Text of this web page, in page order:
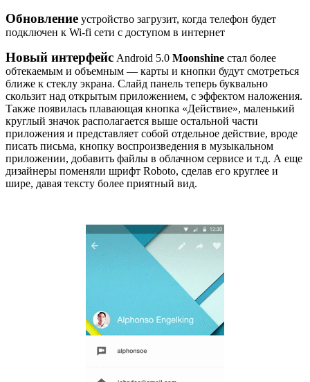
Обновление устройство загрузит, когда телефон будет
подключен к Wi-fi сети с доступом в интернет
Новый интерфейс Android 5.0 Moonshine стал более
обтекаемым и объемным — карты и кнопки будут смотреться
ближе к стеклу экрана. Слайд панель теперь буквально
скользит над открытым приложением, с эффектом наложения.
Также появилась плавающая кнопка «Действие», маленький
круглый значок располагается выше остальной части
приложения и представляет собой отдельное действие, вроде
писать письма, кнопку воспроизведения в музыкальном
приложении, добавить файлы в облачном сервисе и т.д. А еще
дизайнеры поменяли шрифт Roboto, сделав его круглее и
шире, давая тексту более приятный вид.